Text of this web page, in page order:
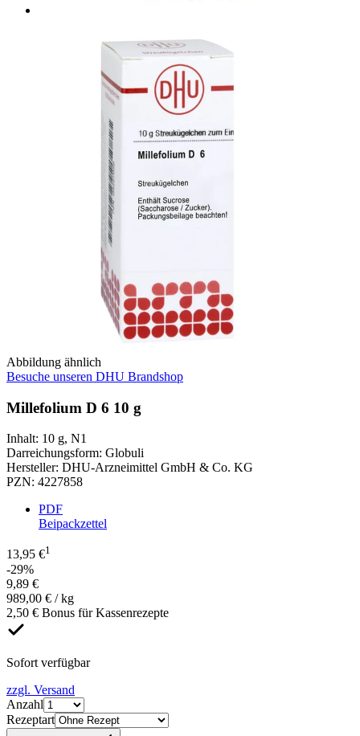
Abbildung ähnlich
Besuche unseren DHU Brandshop
Millefolium D 6 10 g
Inhalt: 10 g, N1
Darreichungsform: Globuli
Hersteller: DHU-Arzneimittel GmbH & Co. KG
PZN: 4227858
PDF
Beipackzettel
13,95 €1
-29%
9,89 €
989,00 € / kg
2,50 € Bonus für Kassenrezepte
Sofort verfügbar
zzgl. Versand
Anzahl
Rezeptart